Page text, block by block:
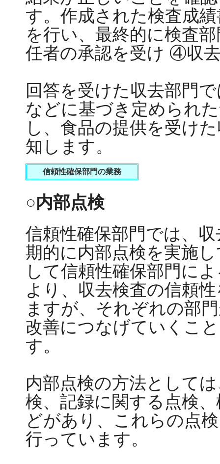
す。作成された検査成
を行い、最終的に検査
任者の承認を受け ④収
回答を受けた収去部門
などに基づき定められ
し、食品の提供を受け
知します。
信頼性確保部門の業務
○内部点検
信頼性確保部門では、
期的に内部点検を実施
して信頼性確保部門に
より、収去検査の信頼
ますが、それぞれの部
改善につなげていくこ
す。
内部点検の方法として
検、記録に関する点検
どがあり、これらの点
行っています。